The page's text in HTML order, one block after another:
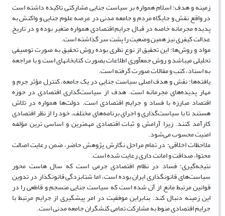
زمینه و هدف: اسلام همواره بر سیاست جنایی مشارکتی تاکیده داشته است
در واقع نقش و جایگاه مردم و جامعه مدنی در عرصه علوم جنایی و واکنش به
پدیده مجرمانه خاصه در قبال جرایم اقتصادی همواره متغیر بوده و در تاریخ
عدالت کیفری نیز همین وضعیت را پشت سر گذاشته است.
مواد و روش‌ها: این تحقیق از نوع نظری بوده ‌روش تحقیق به صورت توصیفی
تحلیلی می‏باشد و روش جمع‏آوری اطلاعات بصورت کتابخانه‏ای است و با مراجعه
به اسناد، کتب و مقالات صورت گرفته است.
یافته‌ها: نقش و هدف اصلی سیاست جنایی در یک جامعه، کنترل مؤثر جرم و
مهار پدیده‌های مجرمانه است. هدف از سیاست‌گذاری اقتصادی در حوزه
اقتصاد مبارزه با فساد و جرایم اقتصادی است. دولت‌ها همواره در تلاش
هستند تا با سیاست‌گذاری و اجرای برنامه‌های مختلف، خود را از نظر اقتصادی
کارآمد کنند. زیرا آرامش و ثبات اقتصادی مهمترین و اساسی ترین مؤلفه
امنیت محسوب می‌شود.
ملاحظات اخلاقی: در تمام مراحل نگارش پژوهش حاضر، ضمن رعایت اصالت
محتوا، صداقت و امانت داری رعایت شده است.
نتیجه‌گیری: فساد در نظام اقتصادی جرمی است که سال هاست محور
سیاست‌های قانونگذاری ایران بوده است، اما شتابزدگی قانونگذار در تدوین
قوانین مرتبط مانع از آن شده است که سیاست جنایی منسجم و قاطعی را در
این زمینه دنبال کند. بنابراین موفقیت‌ در امر پیشگیری‌ از جرایم مرتبط با
جرایم اقتصادی منوط به‌ مشارکت‌ تمامی‌ کنشگران جامعه‌ مدنی‌ است.